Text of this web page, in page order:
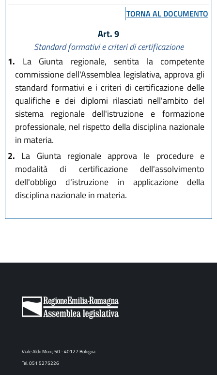
TORNA AL DOCUMENTO
Art. 9
Standard formativi e criteri di certificazione
1. La Giunta regionale, sentita la competente
commissione dell'Assemblea legislativa, approva gli
standard formativi e i criteri di certificazione delle
qualifiche e dei diplomi rilasciati nell'ambito del
sistema regionale dell'istruzione e formazione
professionale, nel rispetto della disciplina nazionale
in materia.
2. La Giunta regionale approva le procedure e
modalità di certificazione dell'assolvimento
dell'obbligo d'istruzione in applicazione della
disciplina nazionale in materia.
Viale Aldo Moro, 50 - 40127 Bologna
Tel. 051 5275226